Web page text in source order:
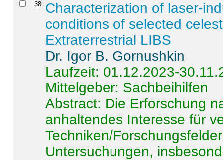
38. Characterization of laser-
conditions of selected
Extraterrestrial LIBS
Dr. Igor B. Gornushkin
Laufzeit: 01.12.2023-
Mittelgeber: Sachbeihilfen
Abstract: Die Erforschung
anhaltendes Interesse für
Techniken/
Untersuchungen,